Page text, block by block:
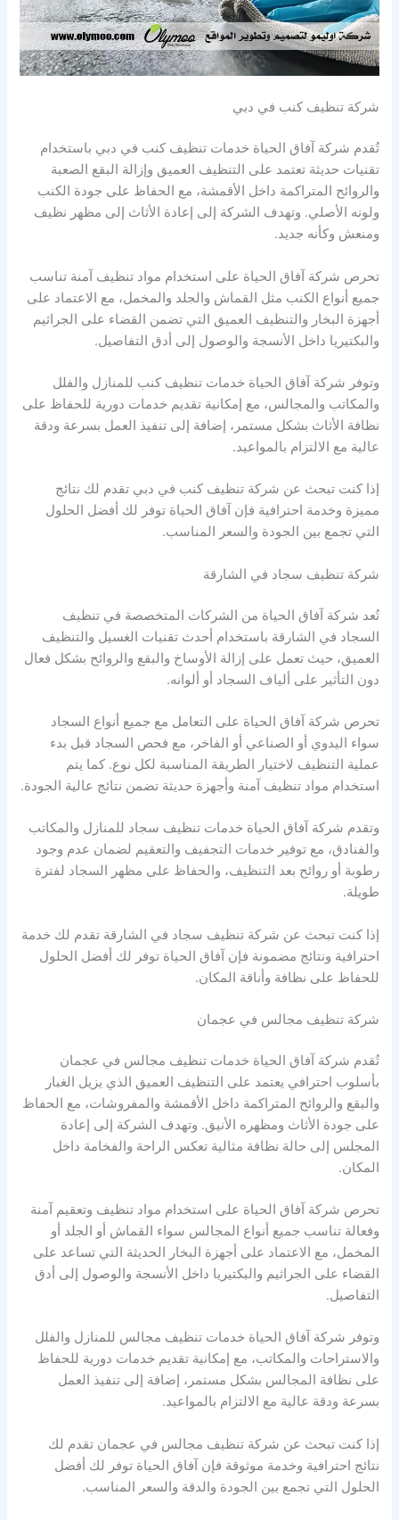
شركة تنظيف كنب في دبي
تُقدم شركة آفاق الحياة خدمات تنظيف كنب في دبي باستخدام
تقنيات حديثة تعتمد على التنظيف العميق وإزالة البقع الصعبة
والروائح المتراكمة داخل الأقمشة، مع الحفاظ على جودة الكنب
ولونه الأصلي. وتهدف الشركة إلى إعادة الأثاث إلى مظهر نظيف
ومنعش وكأنه جديد.
تحرص شركة آفاق الحياة على استخدام مواد تنظيف آمنة تناسب
جميع أنواع الكنب مثل القماش والجلد والمخمل، مع الاعتماد على
أجهزة البخار والتنظيف العميق التي تضمن القضاء على الجراثيم
والبكتيريا داخل الأنسجة والوصول إلى أدق التفاصيل.
وتوفر شركة آفاق الحياة خدمات تنظيف كنب للمنازل والفلل
والمكاتب والمجالس، مع إمكانية تقديم خدمات دورية للحفاظ على
نظافة الأثاث بشكل مستمر، إضافة إلى تنفيذ العمل بسرعة ودقة
عالية مع الالتزام بالمواعيد.
إذا كنت تبحث عن شركة تنظيف كنب في دبي تقدم لك نتائج
مميزة وخدمة احترافية فإن آفاق الحياة توفر لك أفضل الحلول
التي تجمع بين الجودة والسعر المناسب.
شركة تنظيف سجاد في الشارقة
تُعد شركة آفاق الحياة من الشركات المتخصصة في تنظيف
السجاد في الشارقة باستخدام أحدث تقنيات الغسيل والتنظيف
العميق، حيث تعمل على إزالة الأوساخ والبقع والروائح بشكل فعال
دون التأثير على ألياف السجاد أو ألوانه.
تحرص شركة آفاق الحياة على التعامل مع جميع أنواع السجاد
سواء اليدوي أو الصناعي أو الفاخر، مع فحص السجاد قبل بدء
عملية التنظيف لاختيار الطريقة المناسبة لكل نوع. كما يتم
استخدام مواد تنظيف آمنة وأجهزة حديثة تضمن نتائج عالية الجودة.
وتقدم شركة آفاق الحياة خدمات تنظيف سجاد للمنازل والمكاتب
والفنادق، مع توفير خدمات التجفيف والتعقيم لضمان عدم وجود
رطوبة أو روائح بعد التنظيف، والحفاظ على مظهر السجاد لفترة
طويلة.
إذا كنت تبحث عن شركة تنظيف سجاد في الشارقة تقدم لك خدمة
احترافية ونتائج مضمونة فإن آفاق الحياة توفر لك أفضل الحلول
للحفاظ على نظافة وأناقة المكان.
شركة تنظيف مجالس في عجمان
تُقدم شركة آفاق الحياة خدمات تنظيف مجالس في عجمان
بأسلوب احترافي يعتمد على التنظيف العميق الذي يزيل الغبار
والبقع والروائح المتراكمة داخل الأقمشة والمفروشات، مع الحفاظ
على جودة الأثاث ومظهره الأنيق. وتهدف الشركة إلى إعادة
المجلس إلى حالة نظافة مثالية تعكس الراحة والفخامة داخل
المكان.
تحرص شركة آفاق الحياة على استخدام مواد تنظيف وتعقيم آمنة
وفعالة تناسب جميع أنواع المجالس سواء القماش أو الجلد أو
المخمل، مع الاعتماد على أجهزة البخار الحديثة التي تساعد على
القضاء على الجراثيم والبكتيريا داخل الأنسجة والوصول إلى أدق
التفاصيل.
وتوفر شركة آفاق الحياة خدمات تنظيف مجالس للمنازل والفلل
والاستراحات والمكاتب، مع إمكانية تقديم خدمات دورية للحفاظ
على نظافة المجالس بشكل مستمر، إضافة إلى تنفيذ العمل
بسرعة ودقة عالية مع الالتزام بالمواعيد.
إذا كنت تبحث عن شركة تنظيف مجالس في عجمان تقدم لك
نتائج احترافية وخدمة موثوقة فإن آفاق الحياة توفر لك أفضل
الحلول التي تجمع بين الجودة والدقة والسعر المناسب.